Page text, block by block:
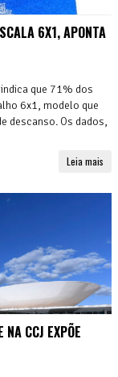
6X1, APONTA
que 71% dos
6x1, modelo que
descanso. Os dados,
Leia mais
NA CCJ EXPÕE